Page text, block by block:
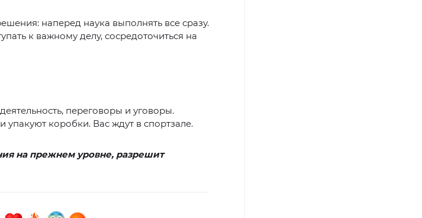
наперед наука выполнять все сразу.
к важному делу, сосредоточиться на
переговоры и уговоры.
коробки. Вас ждут в спортзале.
на прежнем уровне, разрешит